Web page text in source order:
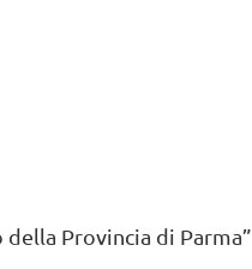
Provincia di Parma”